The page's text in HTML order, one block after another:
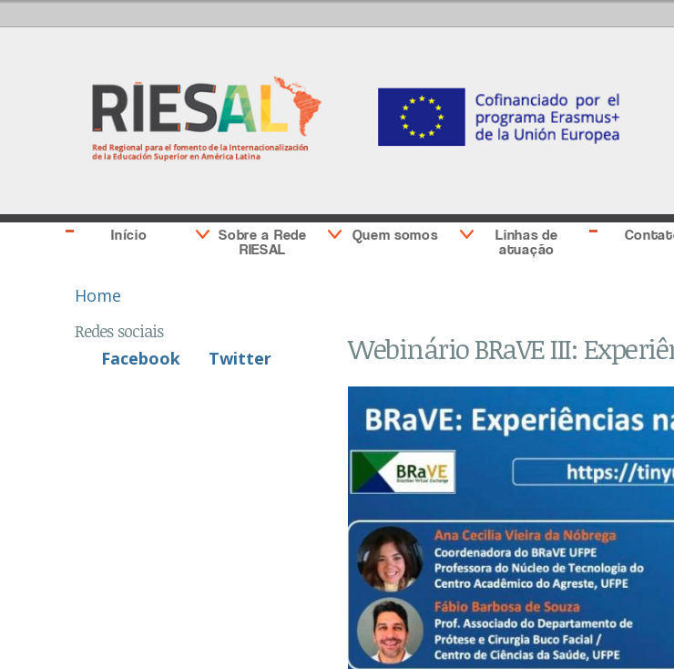
content
Sidebar
second
Início
Sobre a Rede
RIESAL
Quem somos
Linhas de
atuação
Home
Redes sociais
Facebook
Twitter Webinário BRaVE III: